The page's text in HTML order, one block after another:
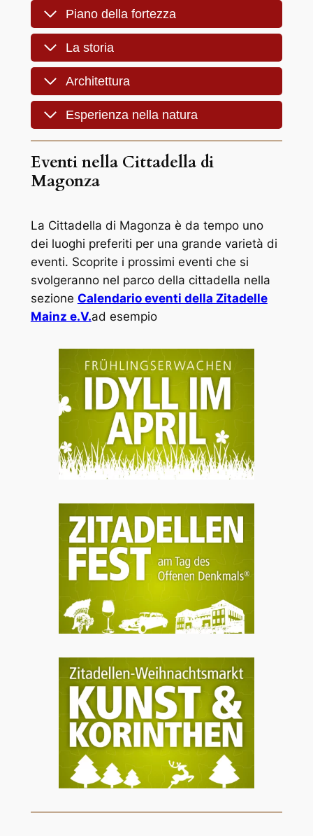
Piano della fortezza
La storia
Architettura
Esperienza nella natura
Eventi nella Cittadella di
Magonza
La Cittadella di Magonza è da tempo uno
dei luoghi preferiti per una grande varietà di
eventi. Scoprite i prossimi eventi che si
svolgeranno nel parco della cittadella nella
sezione Calendario eventi della Zitadelle
Mainz e.V.ad esempio